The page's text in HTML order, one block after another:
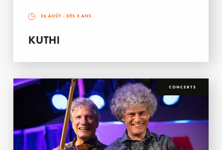
26 AOÛT - DÈS 3 ANS
KUTHI
CONCERTS